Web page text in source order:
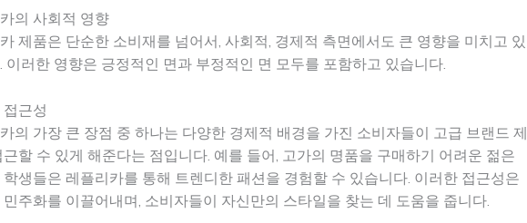
의 사회적 영향
제품은 단순한 소비재를 넘어서, 사회적, 경제적 측면에서도 큰 영향을 미치고 있
이러한 영향은 긍정적인 면과 부정적인 면 모두를 포함하고 있습니다.
근성
의 가장 큰 장점 중 하나는 다양한 경제적 배경을 가진 소비자들이 고급 브랜드 제
근할 수 있게 해준다는 점입니다. 예를 들어, 고가의 명품을 구매하기 어려운 젊은
생들은 레플리카를 통해 트렌디한 패션을 경험할 수 있습니다. 이러한 접근성은
주화를 이끌어내며, 소비자들이 자신만의 스타일을 찾는 데 도움을 줍니다.